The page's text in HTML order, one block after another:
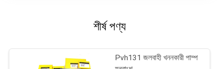
শীর্ষ পণ্য
Pvh131 জলবাহী খননকারী পাম্প